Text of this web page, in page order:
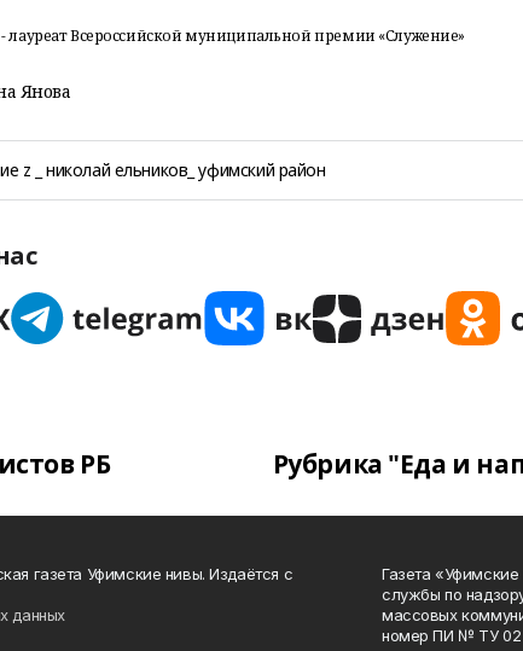
лауреат Всероссийской муниципальной премии «Служение»
Янова
z _ николай ельников_ уфимский район
РБ Рубрика "Еда и
газета Уфимские нивы. Издаётся с
данных
Газета
службы по
массовых
номер ПИ № ТУ 02